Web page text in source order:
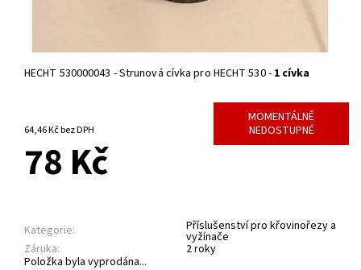
HECHT 530000043 - Strunová cívka pro HECHT 530 - 1 cívka
64,46 Kč bez DPH
MOMENTÁLNĚ
NEDOSTUPNÉ
78 Kč
Kategorie: Příslušenství pro křovinořezy a
vyžínače
Záruka:
2 roky
Položka byla vyprodána...